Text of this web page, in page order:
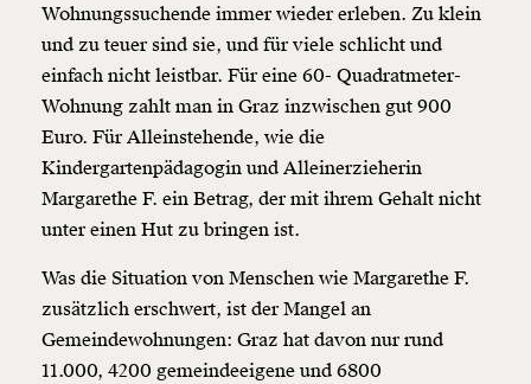
Wohnungssuchende immer wieder erleben. Zu klein
und zu teuer sind sie, und für viele schlicht und
einfach nicht leistbar. Für eine 60- Quadratmeter-
Wohnung zahlt man in Graz inzwischen gut 900
Euro. Für Alleinstehende, wie die
Kindergartenpädagogin und Alleinerzieherin
Margarethe F. ein Betrag, der mit ihrem Gehalt nicht
unter einen Hut zu bringen ist.
Was die Situation von Menschen wie Margarethe F.
zusätzlich erschwert, ist der Mangel an
Gemeindewohnungen: Graz hat davon nur rund
11.000, 4200 gemeindeeigene und 6800